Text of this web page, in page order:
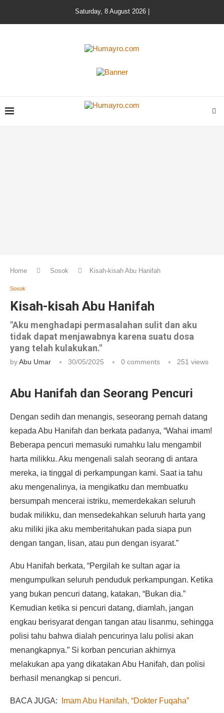
Saturday, 8 August 2026 |
Home Sosok Kisah-kisah Abu Hanifah
Sosok
Kisah-kisah Abu Hanifah
"Aku menghadapi permasalahan sulit dan aku
tidak dapat menjawabnya karena suatu dosa
yang telah kulakukan."
byAbu Umar 30/05/2025 0 comments 251 views
Abu Hanifah dan Seorang Pencuri
Dengan sedih dan menangis, seseorang pernah datang
kepada Abu Hanifah dan berkata padanya, “Wahai imam!
Beberapa pencuri memasuki rumahku lalu mengambil
harta milikku. Aku mengenali salah seorang di antara
mereka, ia tinggal di perkampungan kami. Saat ia tahu
aku mengenalinya, ia mengikatku dan membuatku
bersumpah mencerai istriku, memerdekakan seluruh
budak milikku, dan mensedekahkan seluruh harta yang
aku miliki jika aku memberitahukan pada siapa pun
dengan tangan, lisan, atau pun dengan isyarat.”
Abu Hanifah berkata, “Pergilah ke sultan agar ia
mengumpulkan seluruh penduduk perkampungan. Ketika
yang bukan pencuri datang, katakan, “Bukan dia.”
Kemudian ketika si pencuri datang, diamlah, jangan
engkau berisyarat dengan tangan atau lisanmu, sehingga
polisi tahu bahwa dialah pencurinya lalu polisi akan
menangkapnya.” Si korban pencurian akhirnya
melakukan apa yang dikatakan Abu Hanifah, dan polisi
berhasil menangkap si pencuri.
BACA JUGA: Imam Abu Hanifah, “Dokter Fuqaha”